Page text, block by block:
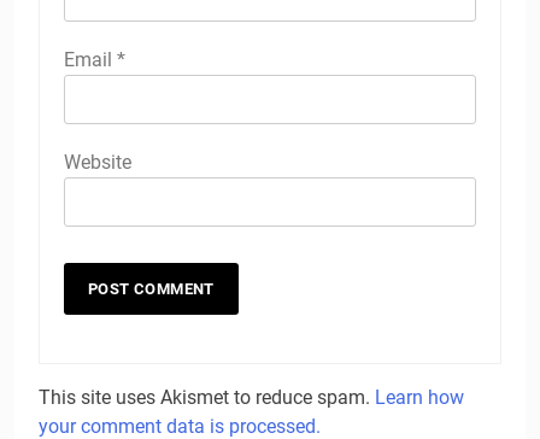
Email *
Website
This site uses Akismet to reduce spam. Learn how
your comment data is processed.